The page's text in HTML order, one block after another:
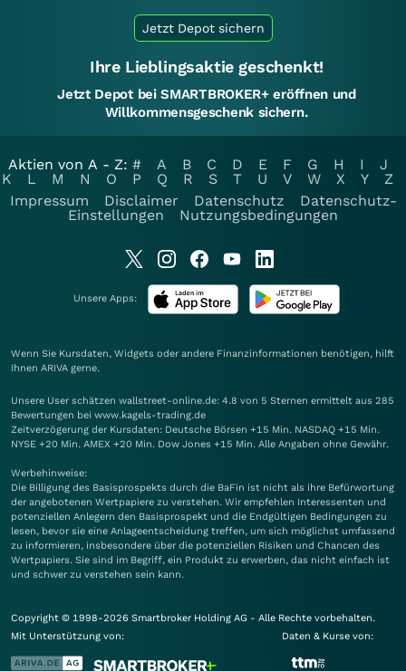
Jetzt Depot sichern
Ihre Lieblingsaktie geschenkt!
Jetzt Depot bei SMARTBROKER+ eröffnen und
Willkommensgeschenk sichern.
Aktien von A - Z: # A B C D E F G H I
J
K
L M N O P Q R S T U V W X Y
Z
Impressum
Disclaimer Datenschutz
Datenschutz-
Einstellungen
Nutzungsbedingungen
Unsere Apps:
Wenn Sie Kursdaten, Widgets oder andere Finanzinformationen benötigen, hilft
Ihnen ARIVA gerne.
Unsere User schätzen wallstreet-online.de: 4.8 von 5 Sternen ermittelt aus 285
Bewertungen bei www.kagels-trading.de
Zeitverzögerung der Kursdaten: Deutsche Börsen +15 Min. NASDAQ +15 Min.
NYSE +20 Min. AMEX +20 Min. Dow Jones +15 Min. Alle Angaben ohne Gewähr.
Werbehinweise:
Die Billigung des Basisprospekts durch die BaFin ist nicht als ihre Befürwortung
der angebotenen Wertpapiere zu verstehen. Wir empfehlen Interessenten und
potenziellen Anlegern den Basisprospekt und die Endgültigen Bedingungen zu
lesen, bevor sie eine Anlageentscheidung treffen, um sich möglichst umfassend
zu informieren, insbesondere über die potenziellen Risiken und Chancen des
Wertpapiers. Sie sind im Begriff, ein Produkt zu erwerben, das nicht einfach ist
und schwer zu verstehen sein kann.
Copyright © 1998-2026 Smartbroker Holding AG - Alle Rechte vorbehalten.
Mit Unterstützung von:
Daten & Kurse von: